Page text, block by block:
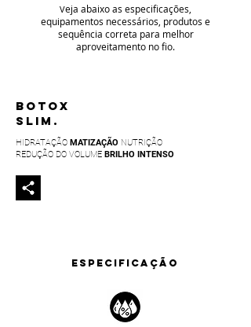
Veja abaixo as especificações,
equipamentos necessários, produtos e
sequência correta para melhor
aproveitamento no fio.
BOTOX
SLIM.
HIDRATAÇÃO MATIZAÇÃO NUTRIÇÃO
REDUÇÃO DO VOLUME BRILHO INTENSO
ESPECIFICAÇÃO